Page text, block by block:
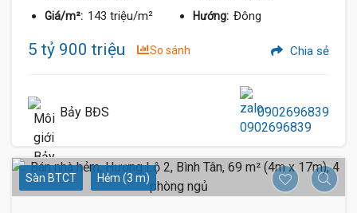
Giá/m²: 143 triệu/m² Hướng: Đông
5 tỷ 900 triệu So sánh Chia sẻ
Bảy BĐS 0902696839
Sàn BTCT Hẻm (3 m)